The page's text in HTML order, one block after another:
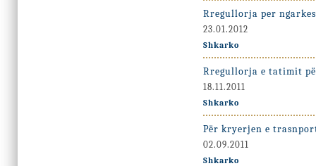
Rregullorja per
23.01.2012
Shkarko
Rregullorja e tatimit
18.11.2011
Shkarko
Për kryerjen e
02.09.2011
Shkarko